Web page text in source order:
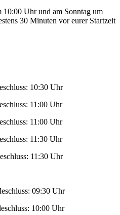
Uhr und am Sonntag um
30 Minuten vor eurer Startzeit
10:30 Uhr
11:00 Uhr
11:00 Uhr
11:30 Uhr
11:30 Uhr
09:30 Uhr
10:00 Uhr